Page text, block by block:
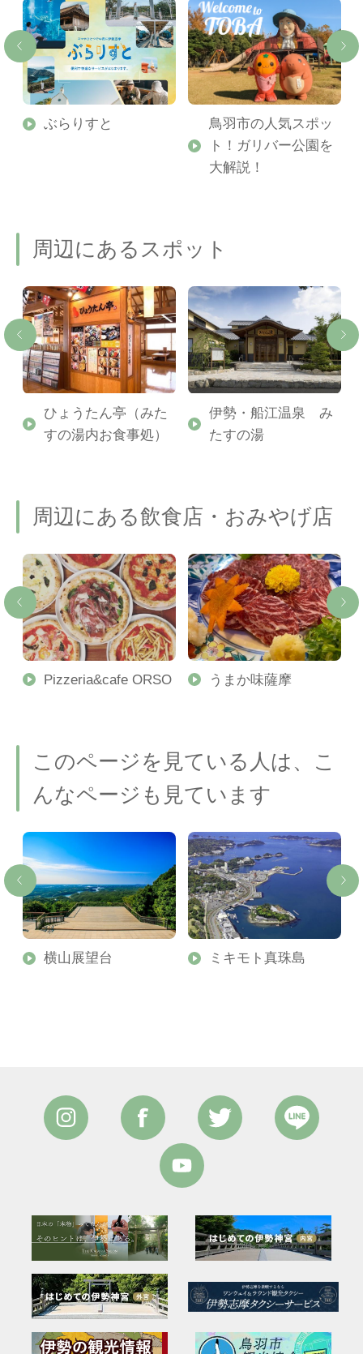
ぶらりすと
鳥羽市の人気スポッ
ト！ガリバー公園を
大解説！
周辺にあるスポット
ひょうたん亭（みた
すの湯内お食事処）
伊勢・船江温泉 み
たすの湯
周辺にある飲食店・おみやげ店
Pizzeria&cafe ORSO うまか味薩摩
このページを見ている人は、こ
んなページも見ています
横山展望台 ミキモト真珠島